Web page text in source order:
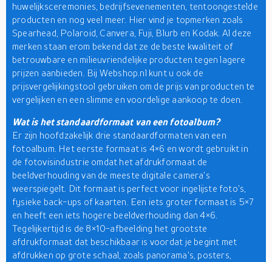
huwelijksceremonies, bedrijfsevenementen, tentoongestelde
producten en nog veel meer. Hier vind je topmerken zoals
Spearhead, Polaroid, Canvera, Fuji, Blurb en Kodak. Al deze
merken staan erom bekend dat ze de beste kwaliteit of
betrouwbare en milieuvriendelijke producten tegen lagere
prijzen aanbieden. Bij Webshop.nl kunt u ook de
prijsvergelijkingstool gebruiken om de prijs van producten te
vergelijken en een slimme en voordelige aankoop te doen.
Wat is het standaardformaat van een fotoalbum?
Er zijn hoofdzakelijk drie standaardformaten van een
fotoalbum. Het eerste formaat is 4×6 en wordt gebruikt in
de fotovisindustrie omdat het afdrukformaat de
beeldverhouding van de meeste digitale camera's
weerspiegelt. Dit formaat is perfect voor ingelijste foto's,
fysieke back-ups of kaarten. Een iets groter formaat is 5×7
en heeft een iets hogere beeldverhouding dan 4×6.
Tegelijkertijd is de 8×10-afbeelding het grootste
afdrukformaat dat beschikbaar is voordat je begint met
afdrukken op grote schaal, zoals panorama's, posters,